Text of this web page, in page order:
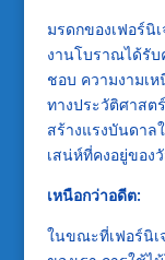
มรดกของเฟอร์นิ
งานโบราณได้รั
ชอบ ความงามเ
ทางประวัติศาสต
สร้างแรงบันดาล
เสน่ห์ที่คงอยู่ของ
เหนือกว่าอดีต:
ในขณะที่เฟอร์นิเ